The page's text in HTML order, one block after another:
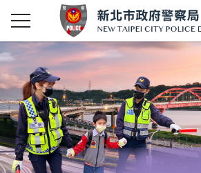
查詢區開關